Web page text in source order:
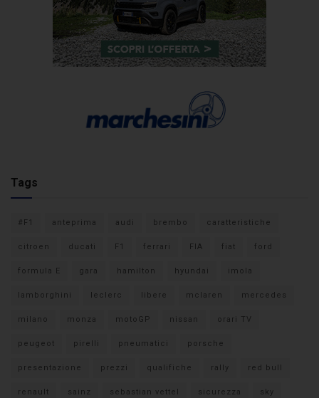
Tags
#F1 anteprima audi brembo caratteristiche
citroen ducati F1 ferrari FIA fiat ford
formula E gara hamilton hyundai imola
lamborghini leclerc libere mclaren mercedes
milano monza motoGP nissan orari TV
peugeot pirelli pneumatici porsche
presentazione prezzi qualifiche rally red bull
renault sainz sebastian vettel sicurezza sky